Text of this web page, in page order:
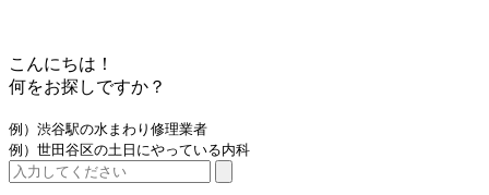
こんにちは！
何をお探しですか？
例）渋谷駅の水まわり修理業者
例）世田谷区の土日にやっている内科